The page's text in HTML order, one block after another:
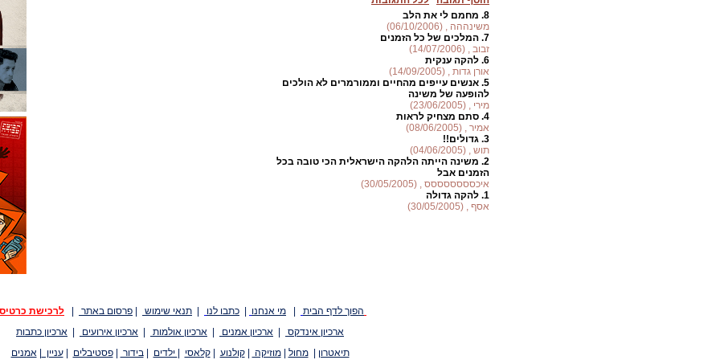
8. מחמם לי את הלב
משינההה , (06/10/2006)
7. המלכים של כל הזמנים
זבוב , (14/07/2006)
6. להקה ענקית
אורן גדות , (14/09/2005)
5. אנשים עייפים מהחיים וממורמרים לא הולכים
להופעה של משינה
מירי , (23/06/2005)
4. סתם מצחיק לראות
אמיר , (08/06/2005)
3. גדולים!!
תוש , (04/06/2005)
2. משינה הייתה הלהקה הישראלית הכי טובה בכל
הזמנים אבל
איכסססססססס , (30/05/2005)
1. להקה גדולה
אסף , (30/05/2005)
הפוך לדף הבית מי אנחנו כתבו לנו תנאי שימוש פרסום באתר
לרכישת
ארכיון אינדקס
ארכיון אמנים ארכיון אולמות ארכיון אירועים
ארכיון כתבות
תיאטרון
|מחול |מוזיקה |קולנוע |קלאסי ילדים |בידור |פסטיבלים |עניין |אמנים